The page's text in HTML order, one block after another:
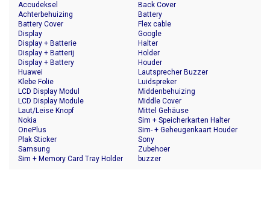
Accudeksel
Achterbehuizing
Back Cover
Battery
Battery Cover
Display
Display + Batterie
Display + Batterij
Display + Battery
Flex cable
Google
Halter
Holder
Houder
Huawei
Klebe Folie
LCD Display Modul
LCD Display Module
Laut/Leise Knopf
Lautsprecher Buzzer
Luidspreker
Middenbehuizing
Middle Cover
Mittel Gehäuse
Nokia
OnePlus
Plak Sticker
Samsung
Sim + Memory Card Tray Holder
Sim + Speicherkarten Halter
Sim- + Geheugenkaart Houder
Sony
Zubehoer
buzzer